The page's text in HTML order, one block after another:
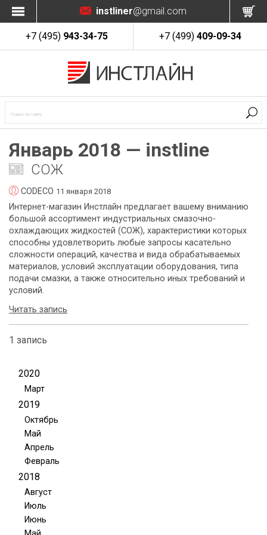
instliner@gmail.com
+7 (495) 943-34-75 +7 (499) 409-09-34
Январь 2018 — instline
СОЖ
CODECO 11 января 2018
Интернет-магазин Инстлайн предлагает вашему вниманию
большой ассортимент индустриальных смазочно-
охлаждающих жидкостей (СОЖ), характеристики которых
способны удовлетворить любые запросы касательно
сложности операций, качества и вида обрабатываемых
материалов, условий эксплуатации оборудования, типа
подачи смазки, а также относительно иных требований и
условий.
Читать запись
1 запись
2020
Март
2019
Октябрь
Май
Апрель
Февраль
2018
Август
Июль
Июнь